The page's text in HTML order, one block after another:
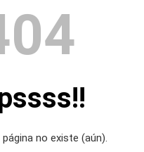
no existe (aún).